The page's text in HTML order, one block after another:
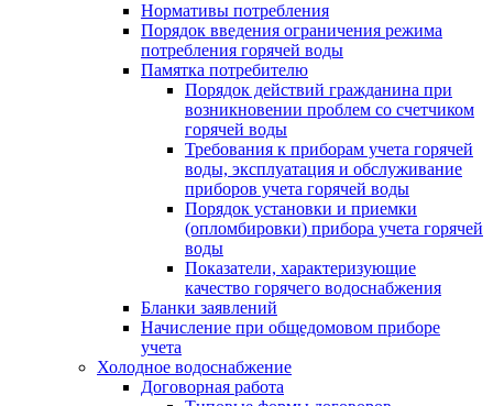
Нормативы потребления
Порядок введения ограничения режима
потребления горячей воды
Памятка потребителю
Порядок действий гражданина при
возникновении проблем со счетчиком
горячей воды
Требования к приборам учета горячей
воды, эксплуатация и обслуживание
приборов учета горячей воды
Порядок установки и приемки
(опломбировки) прибора учета горячей
воды
Показатели, характеризующие
качество горячего водоснабжения
Бланки заявлений
Начисление при общедомовом приборе
учета
Холодное водоснабжение
Договорная работа